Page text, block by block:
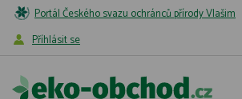
Portál Českého svazu ochránců přírody Vlašim
Příhlásit se